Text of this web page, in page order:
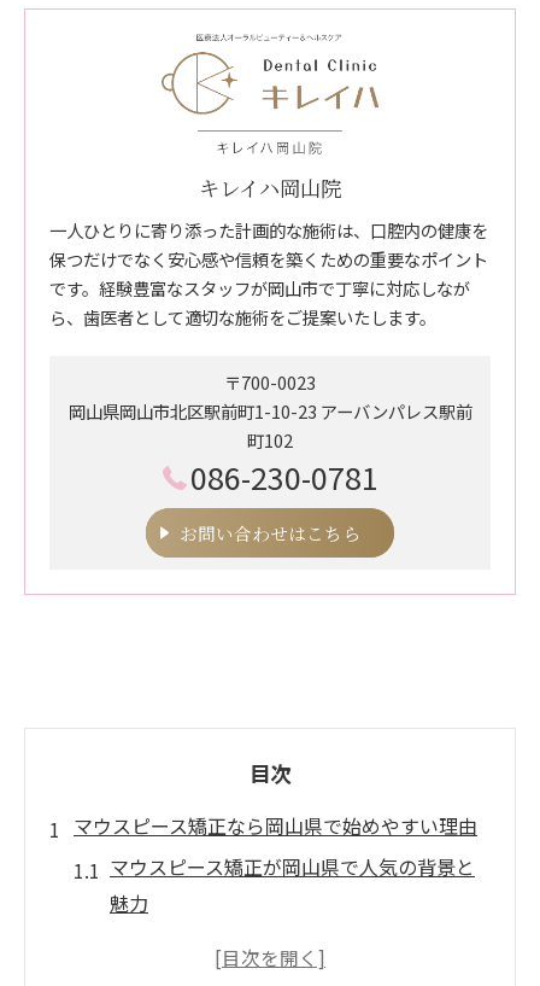
キレイハ岡山院
一人ひとりに寄り添った計画的な施術は、口腔内の健康を
保つだけでなく安心感や信頼を築くための重要なポイント
です。経験豊富なスタッフが岡山市で丁寧に対応しなが
ら、歯医者として適切な施術をご提案いたします。
〒700-0023
岡山県岡山市北区駅前町1-10-23 アーバンパレス駅前
町102
086-230-0781
お問い合わせはこちら
目次
マウスピース矯正なら岡山県で始めやすい理由
マウスピース矯正が岡山県で人気の背景と
魅力
岡山県でマウスピース矯正を選ぶメリット